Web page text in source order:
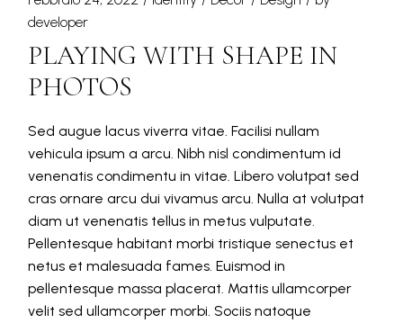
developer
PLAYING WITH SHAPE IN
PHOTOS
Sed augue lacus viverra vitae. Facilisi nullam
vehicula ipsum a arcu. Nibh nisl condimentum id
venenatis condimentu in vitae. Libero volutpat sed
cras ornare arcu dui vivamus arcu. Nulla at volutpat
diam ut venenatis tellus in metus vulputate.
Pellentesque habitant morbi tristique senectus et
netus et malesuada fames. Euismod in
pellentesque massa placerat. Mattis ullamcorper
velit sed ullamcorper morbi. Sociis natoque